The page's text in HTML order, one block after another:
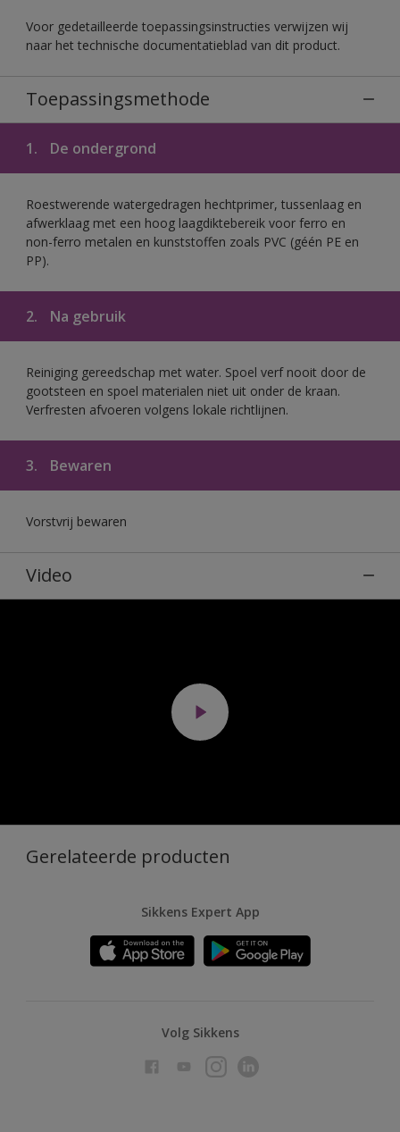
Voor gedetailleerde toepassingsinstructies verwijzen wij
naar het technische documentatieblad van dit product.
Toepassingsmethode
1. De ondergrond
Roestwerende watergedragen hechtprimer, tussenlaag en
afwerklaag met een hoog laagdiktebereik voor ferro en
non-ferro metalen en kunststoffen zoals PVC (géén PE en
PP).
2. Na gebruik
Reiniging gereedschap met water. Spoel verf nooit door de
gootsteen en spoel materialen niet uit onder de kraan.
Verfresten afvoeren volgens lokale richtlijnen.
3. Bewaren
Vorstvrij bewaren
Video
Gerelateerde producten
Sikkens Expert App
Volg Sikkens